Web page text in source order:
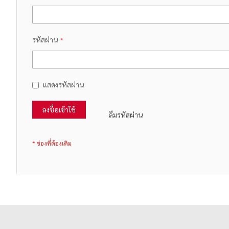
รหัสผ่าน
แสดงรหัสผ่าน
ลงชื่อเข้าใช้
ลืมรหัสผ่าน